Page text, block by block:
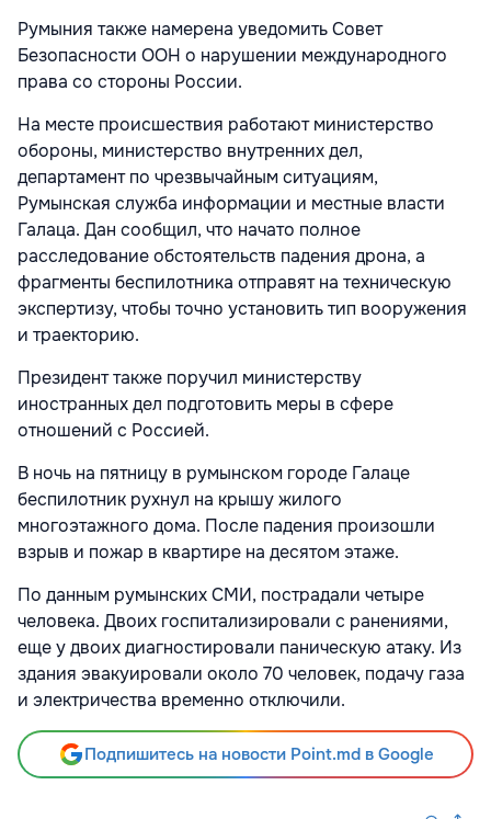
Румыния также намерена уведомить Совет
Безопасности ООН о нарушении международного
права со стороны России.
На месте происшествия работают министерство
обороны, министерство внутренних дел,
департамент по чрезвычайным ситуациям,
Румынская служба информации и местные власти
Галаца. Дан сообщил, что начато полное
расследование обстоятельств падения дрона, а
фрагменты беспилотника отправят на техническую
экспертизу, чтобы точно установить тип вооружения
и траекторию.
Президент также поручил министерству
иностранных дел подготовить меры в сфере
отношений с Россией.
В ночь на пятницу в румынском городе Галаце
беспилотник рухнул на крышу жилого
многоэтажного дома. После падения произошли
взрыв и пожар в квартире на десятом этаже.
По данным румынских СМИ, пострадали четыре
человека. Двоих госпитализировали с ранениями,
еще у двоих диагностировали паническую атаку. Из
здания эвакуировали около 70 человек, подачу газа
и электричества временно отключили.
Подпишитесь на новости Point.md в Google